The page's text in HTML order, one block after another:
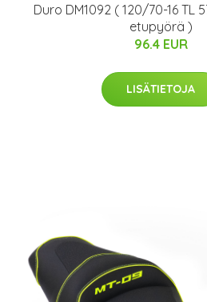
Duro DM1092 ( 120/70-16 TL
etupyörä )
96.4 EUR
LISÄTIETOJA